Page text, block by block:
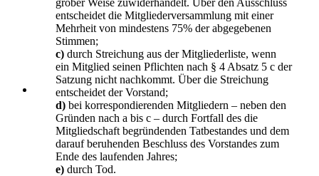
entscheidet die Mitgliederversammlung mit einer
Mehrheit von mindestens 75% der abgegebenen
Stimmen;
c) durch Streichung aus der Mitgliederliste, wenn
ein Mitglied seinen Pflichten nach § 4 Absatz 5 c der
Satzung nicht nachkommt. Über die Streichung
entscheidet der Vorstand;
d) bei korrespondierenden Mitgliedern – neben den
Gründen nach a bis c – durch Fortfall des die
Mitgliedschaft begründenden Tatbestandes und dem
darauf beruhenden Beschluss des Vorstandes zum
Ende des laufenden Jahres;
e) durch Tod.